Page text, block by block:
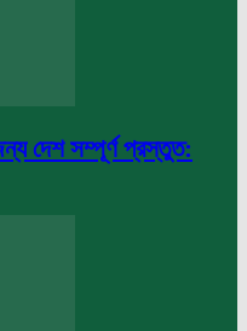
জন্য দেশ সম্পূর্ণ প্রস্তুত: